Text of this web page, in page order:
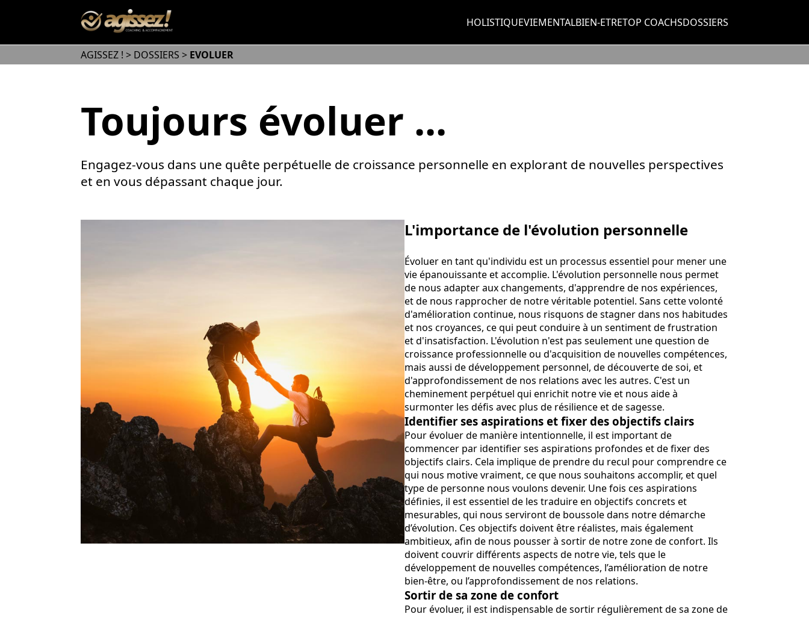
HOLISTIQUEVIEMENTALBIEN-ETRETOP COACHSDOSSIERS
AGISSEZ ! > DOSSIERS > EVOLUER
Toujours évoluer ...
Engagez-vous dans une quête perpétuelle de croissance personnelle en explorant de nouvelles perspectives
et en vous dépassant chaque jour.
L'importance de l'évolution personnelle
Évoluer en tant qu'individu est un processus essentiel pour mener une
vie épanouissante et accomplie. L'évolution personnelle nous permet
de nous adapter aux changements, d'apprendre de nos expériences,
et de nous rapprocher de notre véritable potentiel. Sans cette volonté
d'amélioration continue, nous risquons de stagner dans nos habitudes
et nos croyances, ce qui peut conduire à un sentiment de frustration
et d'insatisfaction. L'évolution n'est pas seulement une question de
croissance professionnelle ou d'acquisition de nouvelles compétences,
mais aussi de développement personnel, de découverte de soi, et
d'approfondissement de nos relations avec les autres. C'est un
cheminement perpétuel qui enrichit notre vie et nous aide à
surmonter les défis avec plus de résilience et de sagesse.
Identifier ses aspirations et fixer des objectifs clairs
Pour évoluer de manière intentionnelle, il est important de
commencer par identifier ses aspirations profondes et de fixer des
objectifs clairs. Cela implique de prendre du recul pour comprendre ce
qui nous motive vraiment, ce que nous souhaitons accomplir, et quel
type de personne nous voulons devenir. Une fois ces aspirations
définies, il est essentiel de les traduire en objectifs concrets et
mesurables, qui nous serviront de boussole dans notre démarche
d’évolution. Ces objectifs doivent être réalistes, mais également
ambitieux, afin de nous pousser à sortir de notre zone de confort. Ils
doivent couvrir différents aspects de notre vie, tels que le
développement de nouvelles compétences, l’amélioration de notre
bien-être, ou l’approfondissement de nos relations.
Sortir de sa zone de confort
Pour évoluer, il est indispensable de sortir régulièrement de sa zone de